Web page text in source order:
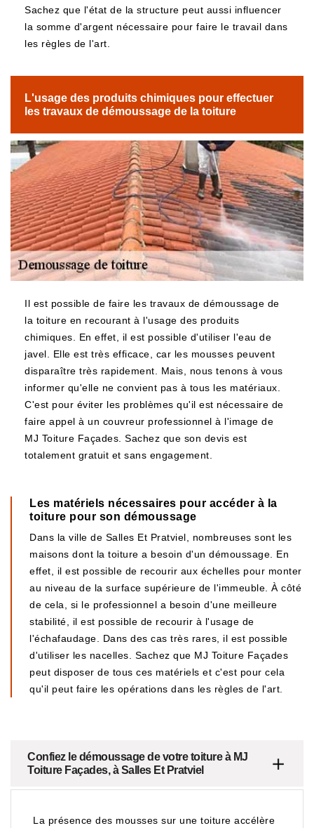
Sachez que l'état de la structure peut aussi influencer
la somme d'argent nécessaire pour faire le travail dans
les règles de l'art.
L'usage des produits chimiques pour effectuer
les travaux de démoussage de la toiture
Il est possible de faire les travaux de démoussage de
la toiture en recourant à l'usage des produits
chimiques. En effet, il est possible d'utiliser l'eau de
javel. Elle est très efficace, car les mousses peuvent
disparaître très rapidement. Mais, nous tenons à vous
informer qu'elle ne convient pas à tous les matériaux.
C'est pour éviter les problèmes qu'il est nécessaire de
faire appel à un couvreur professionnel à l'image de
MJ Toiture Façades. Sachez que son devis est
totalement gratuit et sans engagement.
Les matériels nécessaires pour accéder à la
toiture pour son démoussage
Dans la ville de Salles Et Pratviel, nombreuses sont les
maisons dont la toiture a besoin d'un démoussage. En
effet, il est possible de recourir aux échelles pour monter
au niveau de la surface supérieure de l'immeuble. À côté
de cela, si le professionnel a besoin d'une meilleure
stabilité, il est possible de recourir à l'usage de
l'échafaudage. Dans des cas très rares, il est possible
d'utiliser les nacelles. Sachez que MJ Toiture Façades
peut disposer de tous ces matériels et c'est pour cela
qu'il peut faire les opérations dans les règles de l'art.
Confiez le démoussage de votre toiture à MJ
Toiture Façades, à Salles Et Pratviel
La présence des mousses sur une toiture accélère